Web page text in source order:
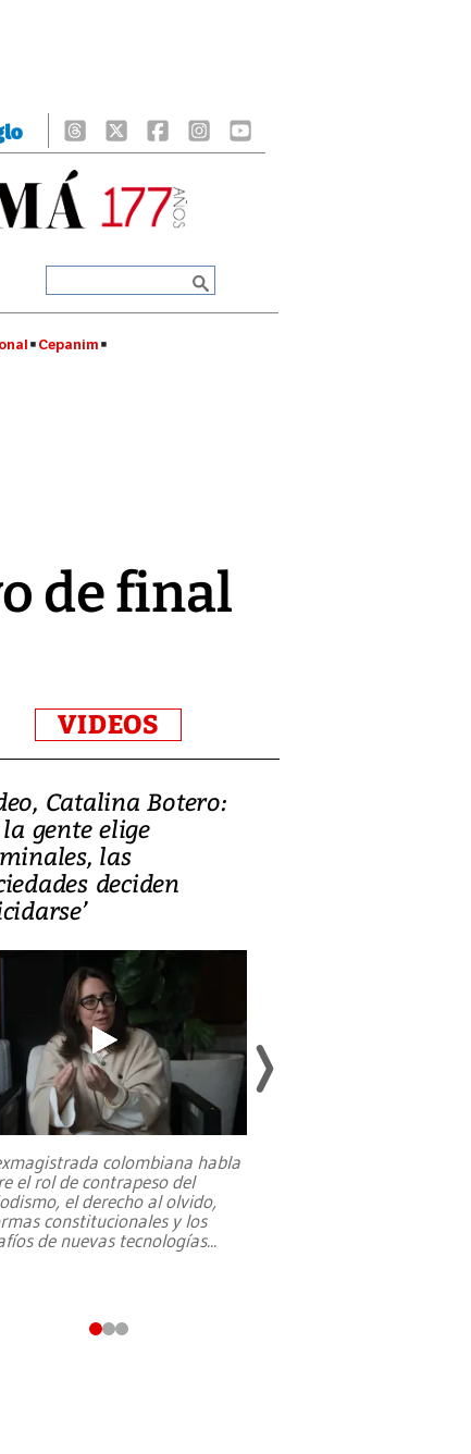
Cepanim
de final
VIDEOS
Catalina Botero:
la gente elige
las
deciden
colombiana habla
el rol de contrapeso del
el derecho al olvido,
constitucionales y los
de nuevas tecnologías...